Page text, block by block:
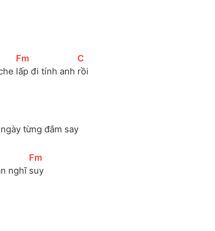
[Fm
lấp đi tính anh
[
C
rồi
từng đắm say
nghĩ
[Fm
suy